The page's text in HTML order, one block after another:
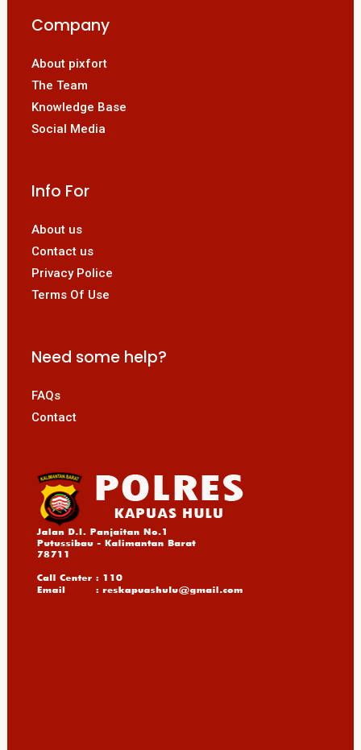
Company
About pixfort
The Team
Knowledge Base
Social Media
Info For
About us
Contact us
Privacy Police
Terms Of Use
Need some help?
FAQs
Contact